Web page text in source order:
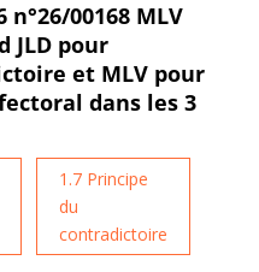
n°26/00168 MLV
JLD pour
et MLV pour
dans les 3
1.7 Principe
du
contradictoire